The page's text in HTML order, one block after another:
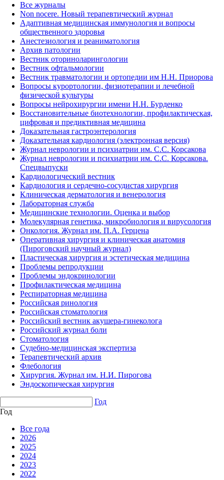
Все журналы
Non nocere. Новый терапевтический журнал
Адаптивная медицинская иммунология и вопросы
общественного здоровья
Анестезиология и реаниматология
Архив патологии
Вестник оториноларингологии
Вестник офтальмологии
Вестник травматологии и ортопедии им Н.Н. Приорова
Вопросы курортологии, физиотерапии и лечебной
физической культуры
Вопросы нейрохирургии имени Н.Н. Бурденко
Восстановительные биотехнологии, профилактическая,
цифровая и предиктивная медицина
Доказательная гастроэнтерология
Доказательная кардиология (электронная версия)
Журнал неврологии и психиатрии им. С.С. Корсакова
Журнал неврологии и психиатрии им. С.С. Корсакова.
Спецвыпуски
Кардиологический вестник
Кардиология и сердечно-сосудистая хирургия
Клиническая дерматология и венерология
Лабораторная служба
Медицинские технологии. Оценка и выбор
Молекулярная генетика, микробиология и вирусология
Онкология. Журнал им. П.А. Герцена
Оперативная хирургия и клиническая анатомия
(Пироговский научный журнал)
Пластическая хирургия и эстетическая медицина
Проблемы репродукции
Проблемы эндокринологии
Профилактическая медицина
Респираторная медицина
Российская ринология
Российская стоматология
Российский вестник акушера-гинеколога
Российский журнал боли
Стоматология
Судебно-медицинская экспертиза
Терапевтический архив
Флебология
Хирургия. Журнал им. Н.И. Пирогова
Эндоскопическая хирургия
Год
Год
Все года
2026
2025
2024
2023
2022